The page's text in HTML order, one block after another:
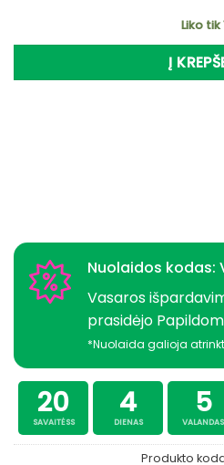
Liko tik
Į
Nuolaidos kodas:
Vasaros
prasidėjo
*Nuolaida galioja
20
SAVAITĖSS
4
DIENAS
5
VALANDAS
Produkto